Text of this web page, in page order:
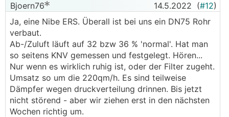
Bjoern76 14.5.2022 (#12)
Ja, eine Nibe ERS. Überall ist bei uns ein DN75 Rohr
verbaut.
Ab-/Zuluft läuft auf 32 bzw 36 % 'normal'. Hat man
so seitens KNV gemessen und festgelegt. Hören...
Nur wenn es wirklich ruhig ist, oder der Filter zugeht.
Umsatz so um die 220qm/h. Es sind teilweise
Dämpfer wegen druckverteilung drinnen. Bis jetzt
nicht störend - aber wir ziehen erst in den nächsten
Wochen richtig um.